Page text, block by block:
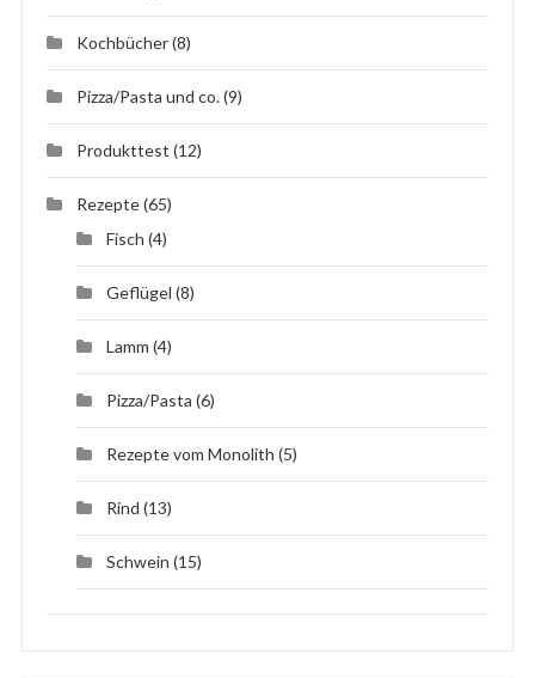
Kochbücher(8)
Pizza/Pasta und co.(9)
Produkttest (12)
Rezepte(65)
Fisch (4)
Geflügel (8)
Lamm (4)
Pizza/Pasta (6)
Rezepte vom Monolith (5)
Rind (13)
Schwein (15)